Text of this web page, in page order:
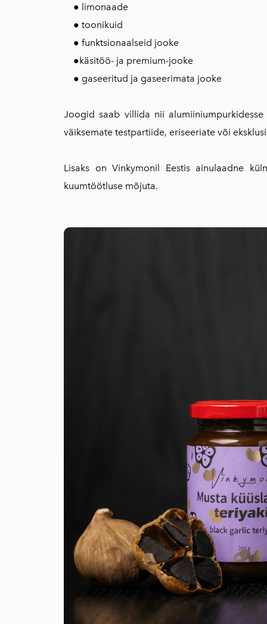
● limonaade
● toonikuid
● funktsionaalseid jooke
●käsitöö- ja premium-jooke
● gaseeritud ja gaseerimata jooke
Joogid saab villida nii
väiksemate testpartiide, eriseeriate või
Lisaks on Vinkymonil Eestis ainulaadne
kuumtöötluse mõjuta.